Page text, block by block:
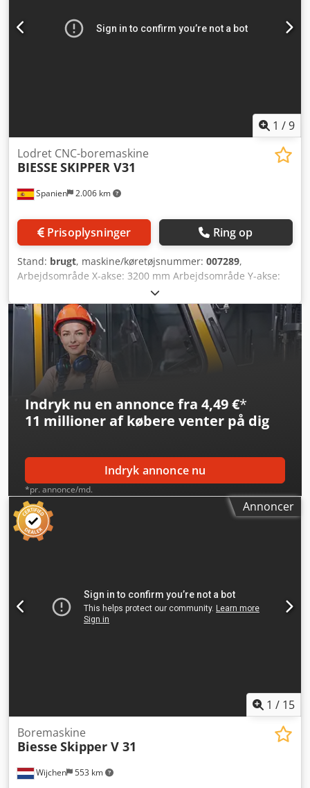
yderligere information. • Tilgængeligt antal: 2 stk. •
Bearbejdningstype: Boring og fræsning • Borespindler: 16 i
1 /9
Spanien 2.006 km
Lodret CNC-boremaskine
BIESSE SKIPPER V31
Prisoplysninger Ring op
Stand: brugt, maskine/køretøjsnummer: 007289,
Arbejdsområde X-akse: 3200 mm Arbejdsområde Y-akse:
900 mm Effekt hovedspindel: 4,5 kW Antal styrede akser: 3
akser Antal bore-spindler: 16 Dkjdpowukyqofx Apbor
Indryk nu en annonce fra 4,49 €*
11 millioner af købere venter på dig
Indryk annonce nu
*pr. annonce/md.
Annoncer
1 / 15
Wijchen 553 km
Boremaskine
Biesse Skipper V 31